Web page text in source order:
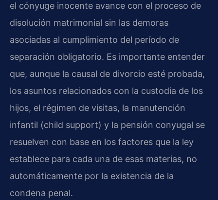
el cónyuge inocente avance con el proceso de
disolución matrimonial sin las demoras
asociadas al cumplimiento del período de
separación obligatorio. Es importante entender
que, aunque la causal de divorcio esté probada,
los asuntos relacionados con la custodia de los
hijos, el régimen de visitas, la manutención
infantil (child support) y la pensión conyugal se
resuelven con base en los factores que la ley
establece para cada una de esas materias, no
automáticamente por la existencia de la
condena penal.